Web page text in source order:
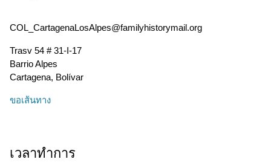
COL_CartagenaLosAlpes@familyhistorymail.org
Trasv 54 # 31-I-17
Barrio Alpes
Cartagena, Bolívar
ขอเส้นทาง
เวลาทำการ